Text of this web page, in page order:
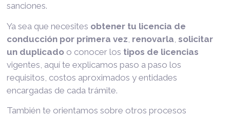
sanciones.
Ya sea que necesites obtener tu licencia de
conducción por primera vez renovarla ,solicitar
un duplicado o conocer los tipos de licencias
vigentes, aquí te explicamos paso a paso los
requisitos, costos aproximados y entidades
encargadas de cada trámite.
También te orientamos sobre otros procesos